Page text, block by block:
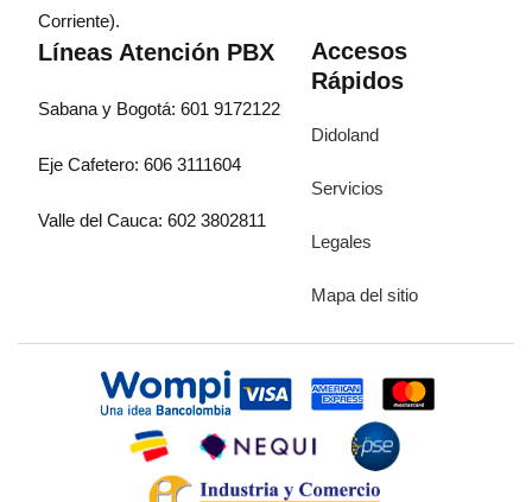
Corriente).
Líneas Atención PBX
Sabana y Bogotá: 601 9172122
Eje Cafetero: 606 3111604
Valle del Cauca: 602 3802811
Accesos
Rápidos
Didoland
Servicios
Legales
Mapa del sitio